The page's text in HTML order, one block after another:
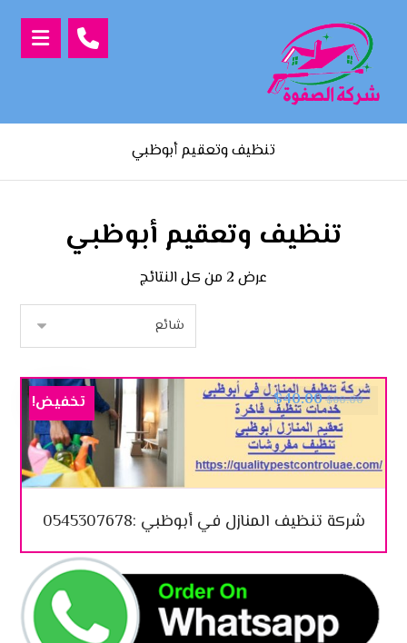
تنظيف وتعقيم أبوظبي
تنظيف وتعقيم أبوظبي
عرض ⁦2⁩ من كل النتائج
شركة تنظيف المنازل في أبوظبي :0545307678
$60.00
$40.00 تخفيض!